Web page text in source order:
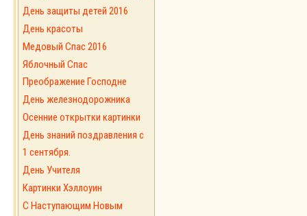
День защиты детей 2016
День красоты
Медовый Спас 2016
Яблочный Спас
Преображение Господне
День железнодорожника
Осенние открытки картинки
День знаний поздравления с
1 сентября.
День Учителя
Картинки Хэллоуин
С Наступающим Новым